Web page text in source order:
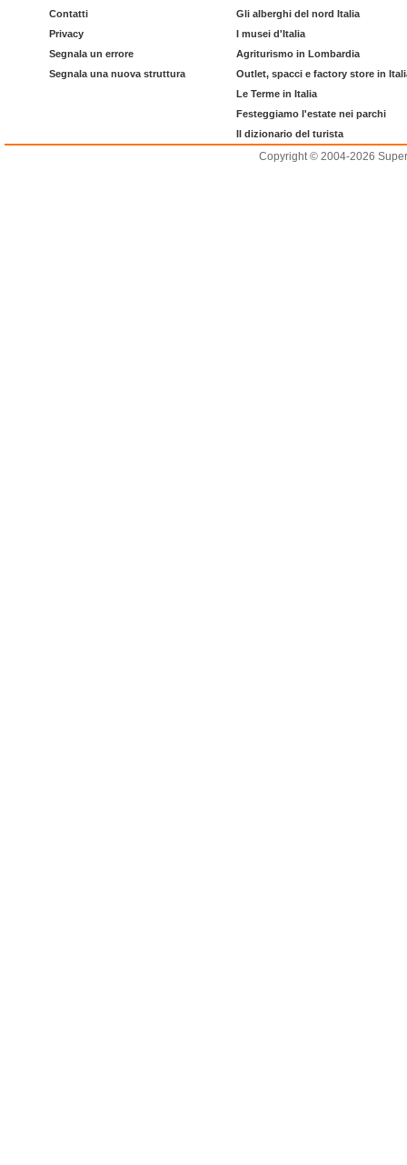
Contatti
Privacy
Segnala un errore
Segnala una nuova struttura
Gli alberghi del nord Italia
I musei d'Italia
Agriturismo in Lombardia
Outlet, spacci e factory store in
Le Terme in Italia
Festeggiamo l'estate nei parchi
Il dizionario del turista
Copyright © 2004-2026